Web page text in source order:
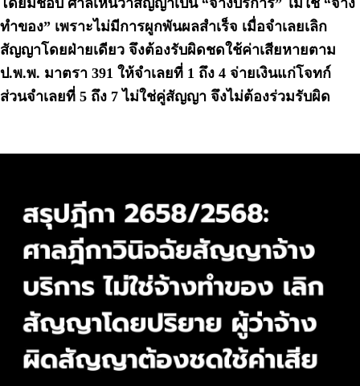
โดยมิชอบ ศาลเห็นว่าสัญญาเป็น “จ้างบริการ” ไม่ใช่ “จ้าง
ทำของ” เพราะไม่มีการผูกพันผลสำเร็จ เมื่อจำเลยเลิก
สัญญาโดยฝ่ายเดียว จึงต้องรับผิดชดใช้ค่าเสียหายตาม
ป.พ.พ. มาตรา 391 ให้จำเลยที่ 1 ถึง 4 จ่ายเงินแก่โจทก์
ส่วนจำเลยที่ 5 ถึง 7 ไม่ใช่คู่สัญญา จึงไม่ต้องร่วมรับผิด